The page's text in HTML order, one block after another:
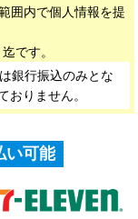
囲内で個人情報を提
です。
銀行振込のみとな
おりません。
い可能